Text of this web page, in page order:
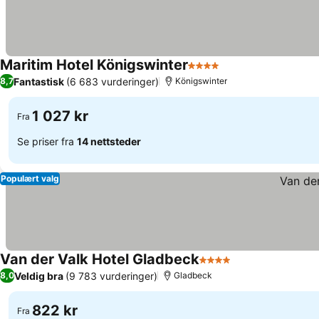
Maritim Hotel Königswinter4 Stjerner
8,7Fantastisk (6 683 vurderinger) Königswinter
Fra 1 027 kr
Se priser fra 14 nettsteder
Populært valg
Van der Valk Hotel Gladbeck4 Stjerner
8,0Veldig bra (9 783 vurderinger) Gladbeck
Fra 822 kr